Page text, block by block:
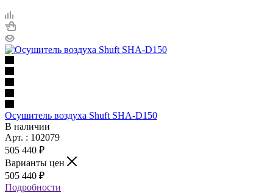
Осушитель воздуха Shuft SHA-D150
В наличии
Арт. : 102079
505 440 ₽
Варианты цен
505 440 ₽
Подробности